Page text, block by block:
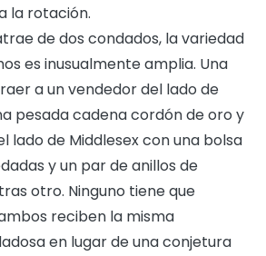
la rotación.
de dos condados, la variedad
es inusualmente amplia. Una
a un vendedor del lado de
pesada cadena cordón de oro y
lado de Middlesex con una bolsa
y un par de anillos de
otro. Ninguno tiene que
reciben la misma
en lugar de una conjetura